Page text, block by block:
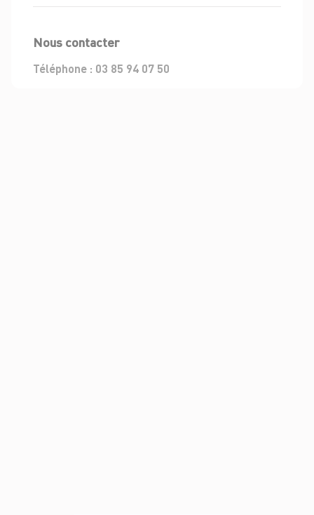
Nous contacter
Téléphone : 03 85 94 07 50